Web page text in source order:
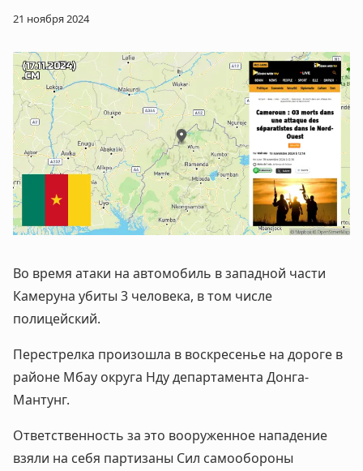
21 ноября 2024
Во время атаки на автомобиль в западной части
Камеруна убиты 3 человека, в том числе
полицейский.
Перестрелка произошла в воскресенье на дороге в
районе Мбау округа Нду департамента Донга-
Мантунг.
Ответственность за это вооруженное нападение
взяли на себя партизаны Сил самообороны